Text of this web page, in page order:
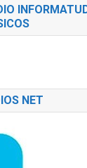
NET